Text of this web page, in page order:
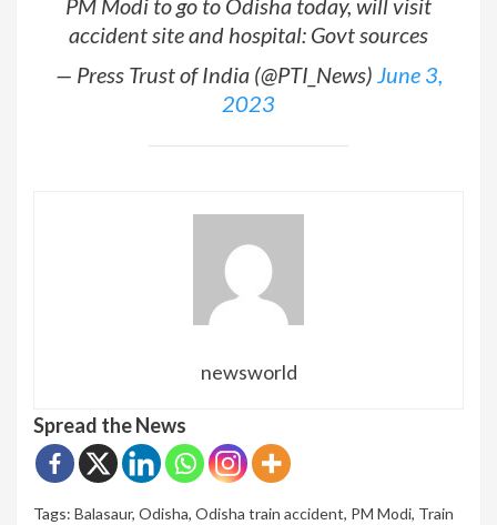
accident site and hospital: Govt sources
— Press Trust of India (@PTI_News) June 3,
2023
newsworld
Spread the News
Tags: Balasaur, Odisha, Odisha train accident, PM Modi, Train